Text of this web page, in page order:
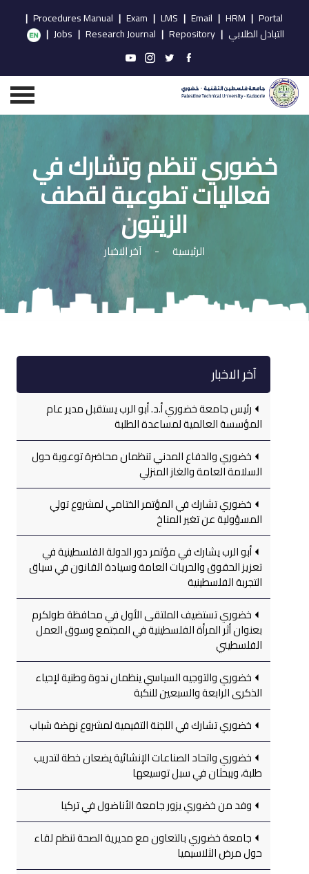
Portal
|
HRM
|
Email
|
LMS
|
Exam
|
Procedures Manual
|
التبادل الطلابي |
Repository
|
Research Journal
|
Jobs
|
خضوري تنظم وتشارك في
فعاليات تطوعية لقطف
الزيتون
الرئيسية - آخر الاخبار
آخر الاخبار
رئيس جامعة خضوري أ.د. أبو الرب يستقبل مدير عام
المؤسسة العالمية لمساعدة الطلبة
خضوري والدفاع المدني تنظمان محاضرة توعوية حول
السلامة العامة والغاز المنزلي
خضوري تشارك في المؤتمر الختامي لمشروع تولي
المسؤولية عن تغير المناخ
أبو الرب يشارك في مؤتمر دور الدولة الفلسطينية في
تعزيز الحقوق والحريات العامة وسيادة القانون في سياق
التجربة الفلسطينية
خضوري تستضيف الملتقى الأول في محافظة طولكرم
بعنوان أثر المرأة الفلسطينية في المجتمع وسوق العمل
الفلسطيني
خضوري والتوجيه السياسي ينظمان ندوة وطنية لإحياء
الذكرى الرابعة والسبعين للنكبة
خضوري تشارك في اللجنة التقيمية لمشروع نهضة شباب
خضوري واتحاد الصناعات الإنشائية يضعان خطة لتدريب
طلبة، ويبحثان في سبل توسيعها
وفد من خضوري يزور جامعة الأناضول في تركيا
جامعة خضوري بالتعاون مع مديرية الصحة تنظم لقاء
حول مرض الثلاسيميا